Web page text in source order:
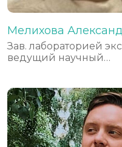
Мелихова
Зав. лабораторией
ведущий научный…